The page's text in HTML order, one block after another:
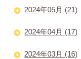
2024年05月 (21)
2024年04月 (17)
2024年03月 (16)